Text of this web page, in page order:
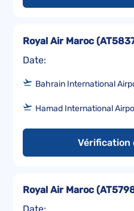
Date:
Royal Air Maroc (
Bahrain International
Hamad International
Vérification
Royal Air Maroc (